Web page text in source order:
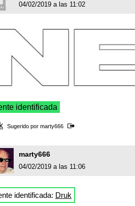
04/02/2019 a las 11:02
identificada
Sugerido por marty666
marty666
04/02/2019 a las 11:06
identificada: Druk